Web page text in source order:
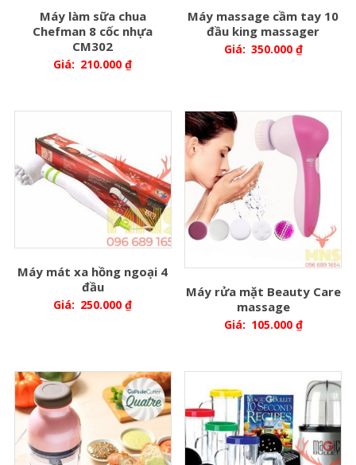
Máy làm sữa chua
Chefman 8 cốc nhựa
CM302
Giá: 210.000₫
Máy massage cầm tay 10
đầu king massager
Giá: 350.000 ₫
Máy mát xa hồng ngoại 4
đầu
Giá: 250.000₫
Máy rửa mặt Beauty Care
massage
Giá: 105.000 ₫